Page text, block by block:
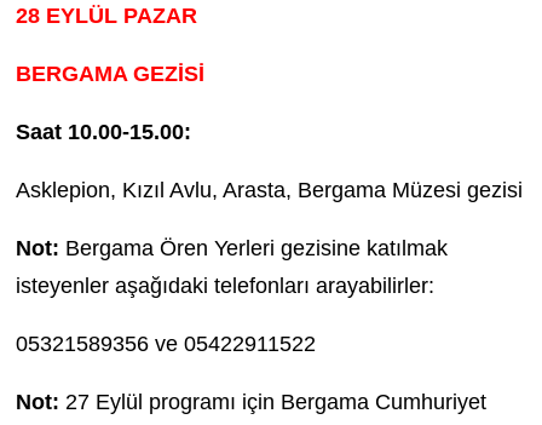
28 EYLÜL PAZAR
BERGAMA GEZİSİ
Saat 10.00-15.00:
Asklepion, Kızıl Avlu, Arasta, Bergama Müzesi gezisi
Not: Bergama Ören Yerleri gezisine katılmak
isteyenler aşağıdaki telefonları arayabilirler:
05321589356 ve 05422911522
Not: 27 Eylül programı için Bergama Cumhuriyet